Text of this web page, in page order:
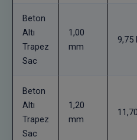
Beton
Altı
Trapez
Sac
1,00
mm
9,75
Beton
Altı
Trapez
Sac
1,20
mm